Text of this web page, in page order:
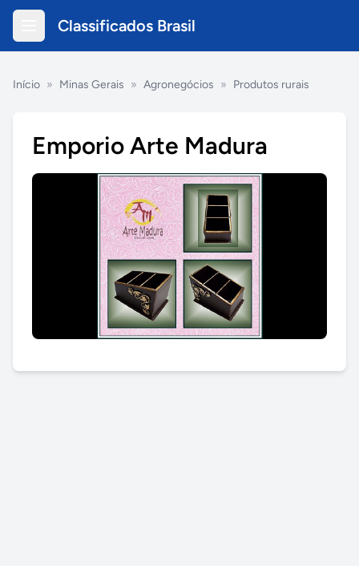
Classificados Brasil
Início » Minas Gerais » Agronegócios » Produtos rurais
Emporio Arte Madura